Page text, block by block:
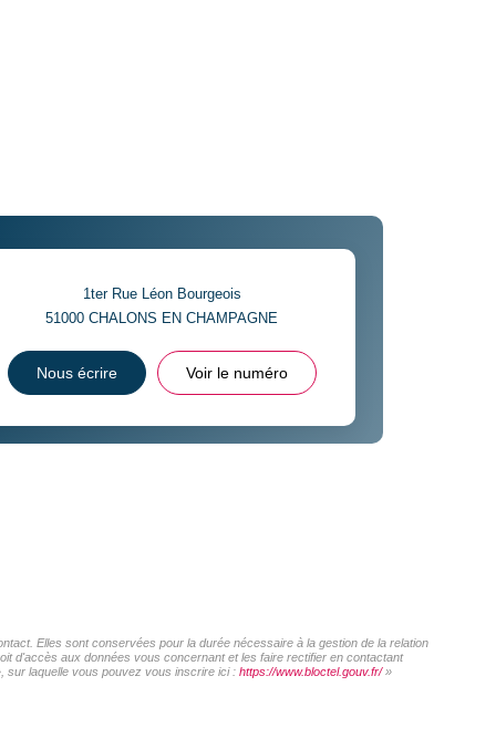
1ter Rue Léon Bourgeois
51000CHALONS EN CHAMPAGNE
Nous écrire Voir le numéro
Elles sont conservées pour la durée nécessaire à la gestion de la relation
d'accès aux données vous concernant et les faire rectifier en contactant
sur laquelle vous pouvez vous inscrire ici : https://www.bloctel.gouv.fr/»